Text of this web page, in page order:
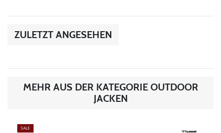
ZULETZT ANGESEHEN
MEHR AUS DER KATEGORIE OUTDOOR
JACKEN
SALE